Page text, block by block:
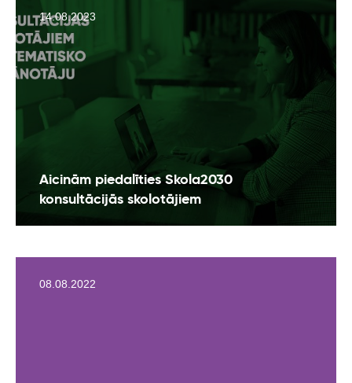
14.08.2023
Aicinām piedalīties Skola2030
konsultācijās skolotājiem
08.08.2022